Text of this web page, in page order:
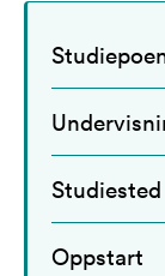
Studiested
Oppstart